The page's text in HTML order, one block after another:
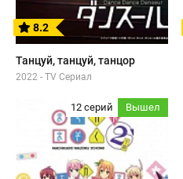
8.2
Танцуй, танцуй, танцор
2022 - TV Сериал
12 серий Вышел